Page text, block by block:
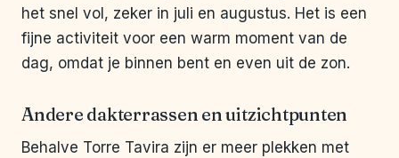
het snel vol, zeker in juli en augustus. Het is een
fijne activiteit voor een warm moment van de
dag, omdat je binnen bent en even uit de zon.
Andere dakterrassen en uitzichtpunten
Behalve Torre Tavira zijn er meer plekken met